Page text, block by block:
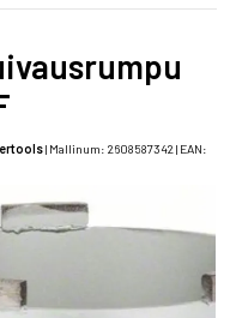
| Mallinum: 2608587342 | EAN: